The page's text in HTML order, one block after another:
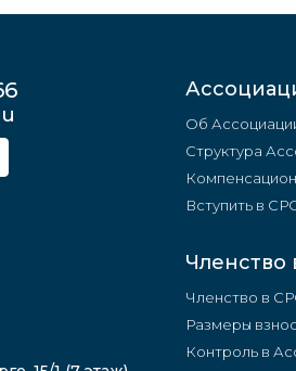
Об
Структура
Вступить в
Членство
Членство в
Размеры
Контроль в